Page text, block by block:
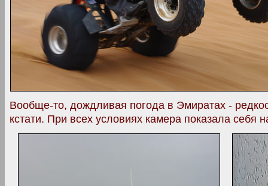
Вообще-то, дождливая погода в Эмиратах -
кстати. При всех условиях камера показала себя